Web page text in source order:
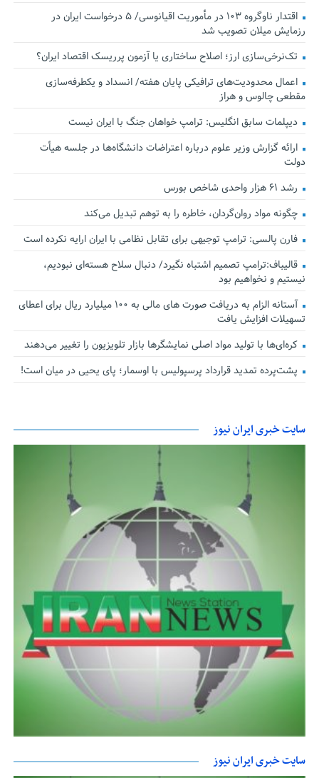
اقتدار ناوگروه ۱۰۳ در مأموریت‌ اقیانوسی/ ۵ درخواست ایران در
رزمایش میلان تصویب شد
تک‌نرخی‌سازی ارز؛ اصلاح ساختاری یا آزمون پرریسک اقتصاد ایران؟
اعمال محدودیت‌های ترافیکی پایان هفته/ انسداد و یکطرفه‌سازی
مقطعی چالوس و هراز
دیپلمات سابق انگلیس:‌ ترامپ خواهان جنگ با ایران نیست
ارائه گزارش وزیر علوم درباره اعتراضات دانشگاه‌ها در جلسه هیأت
دولت
رشد ۶۱ هزار واحدی شاخص بورس
چگونه مواد روان‌گردان، خاطره را به توهم تبدیل می‌کند
فارن پالسی: ترامپ توجیهی برای تقابل نظامی با ایران ارایه نکرده است
قالیباف:ترامپ تصمیم اشتباه نگیرد/ دنبال سلاح هسته‌ای نبودیم،
نیستیم و نخواهیم بود
آستانه الزام به دریافت صورت های مالی به ۱۰۰ میلیارد ریال برای اعطای
تسهیلات افزایش یافت
کره‌ای‌ها با تولید مواد اصلی نمایشگرها بازار تلویزیون را تغییر می‌دهند
پشت‌پرده تمدید قرارداد پرسپولیس با اوسمار؛ پای یحیی در میان است!
سایت خبری ایران نیوز
سایت خبری ایران نیوز